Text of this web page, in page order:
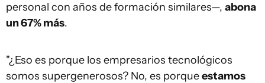
personal con años de formación similares—, abona
un 67% más.
"¿Eso es porque los empresarios tecnológicos
somos supergenerosos? No, es porqueestamos